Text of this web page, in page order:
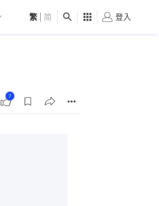
圳 觀點 健康 好食玩飛
繁 简 登入
7